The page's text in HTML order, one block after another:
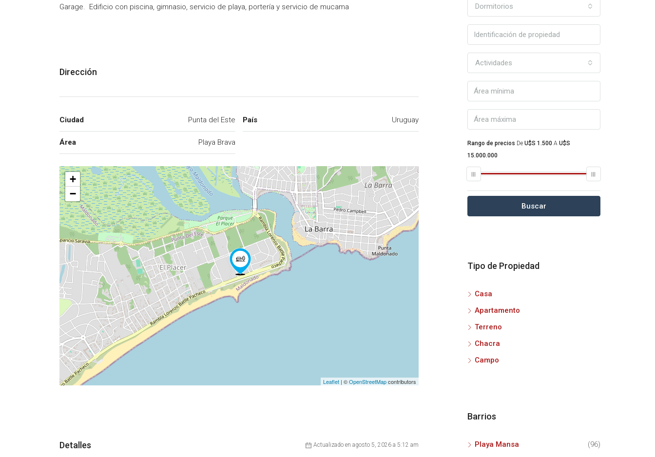
Garage. Edificio con piscina, gimnasio, servicio de playa, portería y servicio de mucama
Dirección
Ciudad Punta del Este
Área Playa Brava
País Uruguay
+
−
Leaflet | ©OpenStreetMapcontributors
Detalles Actualizado en agosto 5, 2026 a 5:12 am
Dormitorios
Actividades
Rango de precios De U$S 1.500 A U$S
15.000.000
Buscar
Tipo de Propiedad
Casa
Apartamento
Terreno
Chacra
Campo
Barrios
Playa Mansa
(96)